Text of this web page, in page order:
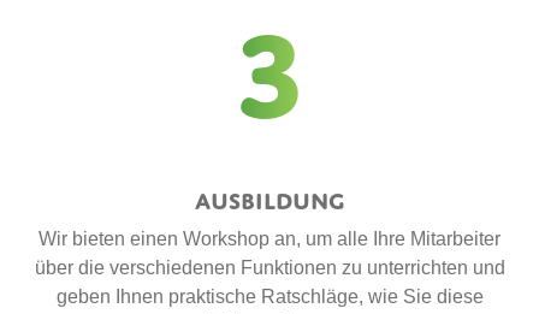
3
Ausbildung
Wir bieten einen Workshop an, um alle Ihre Mitarbeiter
über die verschiedenen Funktionen zu unterrichten und
geben Ihnen praktische Ratschläge, wie Sie diese